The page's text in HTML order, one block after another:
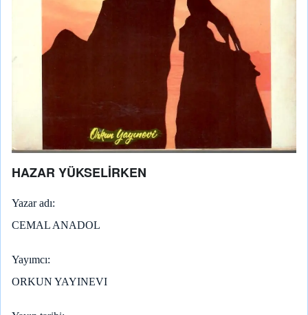
HAZAR YÜKSELİRKEN
Yazar adı
CEMAL ANADOL
Yayımcı
ORKUN YAYINEVI